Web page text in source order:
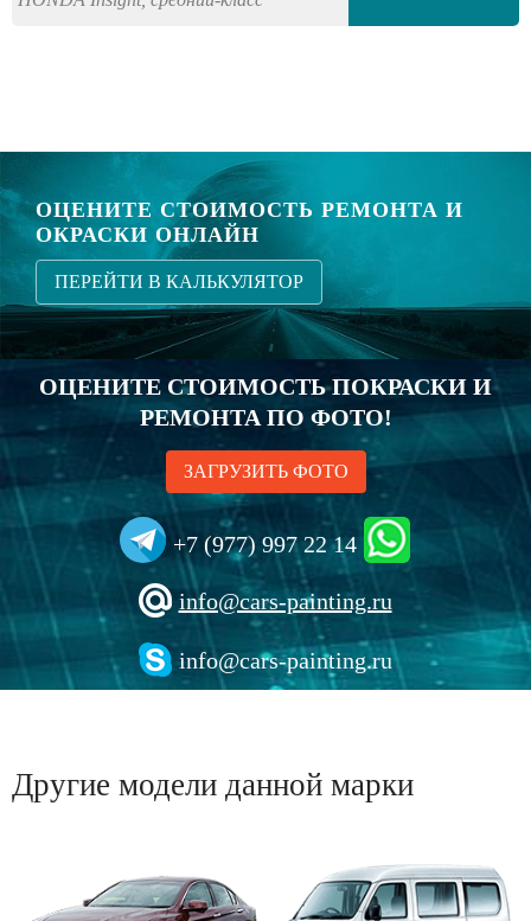
ОЦЕНИТЕ СТОИМОСТЬ РЕМОНТА И
ОКРАСКИ ОНЛАЙН
ПЕРЕЙТИ В КАЛЬКУЛЯТОР
ОЦЕНИТЕ СТОИМОСТЬ ПОКРАСКИ И
РЕМОНТА ПО ФОТО!
ЗАГРУЗИТЬ ФОТО
+7 (977) 997 22 14
info@cars-painting.ru
info@cars-painting.ru
Другие модели данной марки